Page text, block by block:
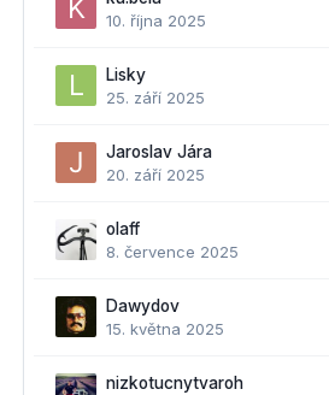
10. října 2025
Lisky
25. září 2025
Jaroslav Jára
20. září 2025
olaff
8. července 2025
Dawydov
15. května 2025
nizkotucnytvaroh